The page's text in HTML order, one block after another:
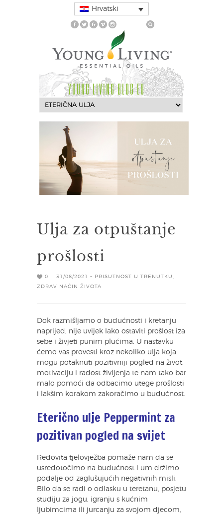
Hrvatski
YOUNG LIVING BLOG EU
Ulja za otpuštanje
prošlosti
0 31/08/2021 - PRISUTNOST U TRENUTKU
ZDRAV NAČIN ŽIVOTA
Dok razmišljamo o budućnosti i kretanju
naprijed, nije uvijek lako ostaviti prošlost iza
sebe i živjeti punim plućima. U nastavku
ćemo vas provesti kroz nekoliko ulja koja
mogu potaknuti pozitivniji pogled na život,
motivaciju i radost življenja te nam tako bar
malo pomoći da odbacimo utege prošlosti
i lakšim korakom zakoračimo u budućnost.
Eterično ulje Peppermint za
pozitivan pogled na svijet
Redovita tjelovježba pomaže nam da se
usredotočimo na budućnost i um držimo
podalje od zaglušujućih negativnih misli.
Bilo da se radi o odlasku u teretanu, posjetu
studiju za jogu, igranju s kućnim
ljubimcima ili jurcanju za svojom djecom,